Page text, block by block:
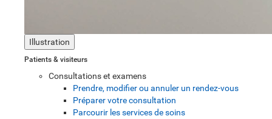
Illustration
Patients & visiteurs
Consultations et examens
Prendre, modifier ou annuler un rendez-vous
Préparer votre consultation
Parcourir les services de soins